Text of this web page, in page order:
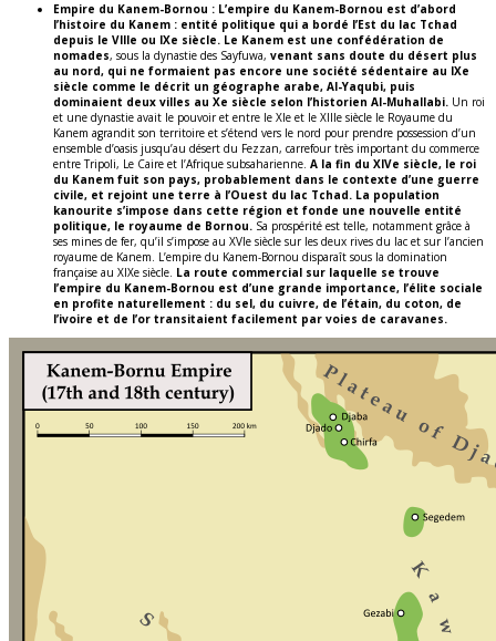
Empire du Kanem-Bornou : L’empire du Kanem-Bornou est d’abord
l’histoire du Kanem : entité politique qui a bordé l’Est du lac Tchad
depuis le VIIIe ou IXe siècle. Le Kanem est une confédération de
nomades, sous la dynastie des Sayfuwa, venant sans doute du désert plus
au nord, qui ne formaient pas encore une société sédentaire au IXe
siècle comme le décrit un géographe arabe, Al-Yaqubi, puis
dominaient deux villes au Xe siècle selon l’historien Al-Muhallabi. Un roi
et une dynastie avait le pouvoir et entre le XIe et le XIIIe siècle le Royaume du
Kanem agrandit son territoire et s’étend vers le nord pour prendre possession d’un
ensemble d’oasis jusqu’au désert du Fezzan, carrefour très important du commerce
entre Tripoli, Le Caire et l’Afrique subsaharienne. A la fin du XIVe siècle, le roi
du Kanem fuit son pays, probablement dans le contexte d’une guerre
civile, et rejoint une terre à l’Ouest du lac Tchad. La population
kanourite s’impose dans cette région et fonde une nouvelle entité
politique, le royaume de Bornou. Sa prospérité est telle, notamment grâce à
ses mines de fer, qu’il s’impose au XVIe siècle sur les deux rives du lac et sur l’ancien
royaume de Kanem. L’empire du Kanem-Bornou disparaît sous la domination
française au XIXe siècle. La route commercial sur laquelle se trouve
l’empire du Kanem-Bornou est d’une grande importance, l’élite sociale
en profite naturellement : du sel, du cuivre, de l’étain, du coton, de
l’ivoire et de l’or transitaient facilement par voies de caravanes.